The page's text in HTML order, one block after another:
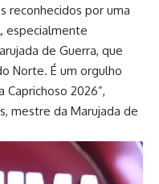
reconhecidos por uma
especialmente
de Guerra, que
Norte. É um orgulho
2026”,
mestre da Marujada de